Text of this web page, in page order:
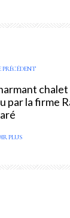
PRÉCÉDENT
chalet
par la firme
PLUS